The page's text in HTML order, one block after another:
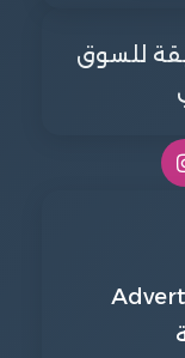
للسوق
انستقرام